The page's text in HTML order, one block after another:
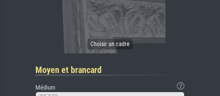
Moyen et brancard
Médium